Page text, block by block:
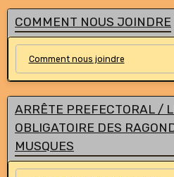
COMMENT NOUS JOINDRE
Comment nous joindre
ARRÊTE PREFECTORAL /
OBLIGATOIRE DES
MUSQUES